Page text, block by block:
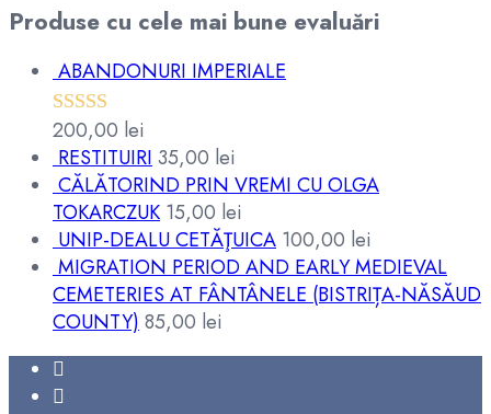
Produse cu cele mai bune evaluări
ABANDONURI IMPERIALE
Evaluat la
5.00din 5
200,00 lei
RESTITUIRI35,00 lei
CĂLĂTORIND PRIN VREMI CU OLGA
TOKARCZUK 15,00 lei
UNIP-DEALU CETĂŢUICA 100,00 lei
MIGRATION PERIOD AND EARLY MEDIEVAL
CEMETERIES AT FÂNTÂNELE (BISTRIȚA-NĂSĂUD
COUNTY)85,00 lei